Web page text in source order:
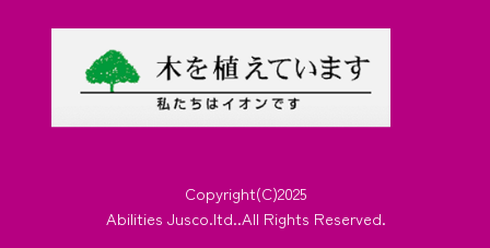
Copyright(C)2025
Abilities Jusco.ltd..All Rights Reserved.